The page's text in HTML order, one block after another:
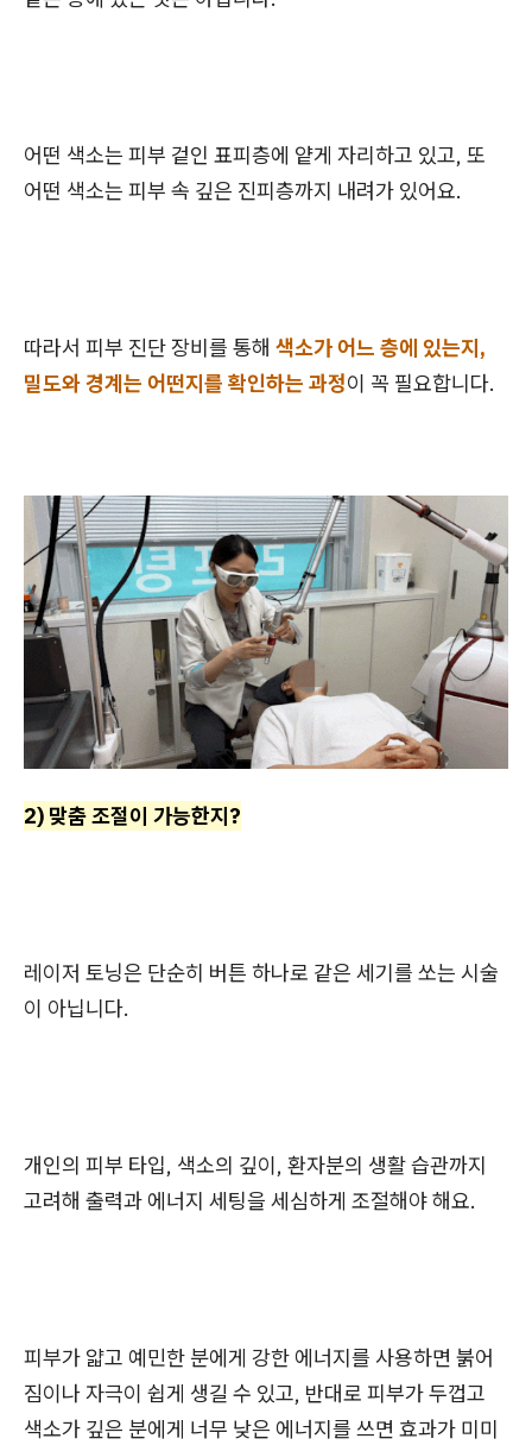
어떤 색소는 피부 겉인 표피층에 얕게 자리하고 있고, 또
어떤 색소는 피부 속 깊은 진피층까지 내려가 있어요.
따라서 피부 진단 장비를 통해 색소가 어느 층에 있는지,
밀도와 경계는 어떤지를 확인하는 과정이 꼭 필요합니다.
2) 맞춤 조절이 가능한지?
레이저 토닝은 단순히 버튼 하나로 같은 세기를 쏘는 시술
이 아닙니다.
개인의 피부 타입, 색소의 깊이, 환자분의 생활 습관까지
고려해 출력과 에너지 세팅을 세심하게 조절해야 해요.
피부가 얇고 예민한 분에게 강한 에너지를 사용하면 붉어
짐이나 자극이 쉽게 생길 수 있고, 반대로 피부가 두껍고
색소가 깊은 분에게 너무 낮은 에너지를 쓰면 효과가 미미